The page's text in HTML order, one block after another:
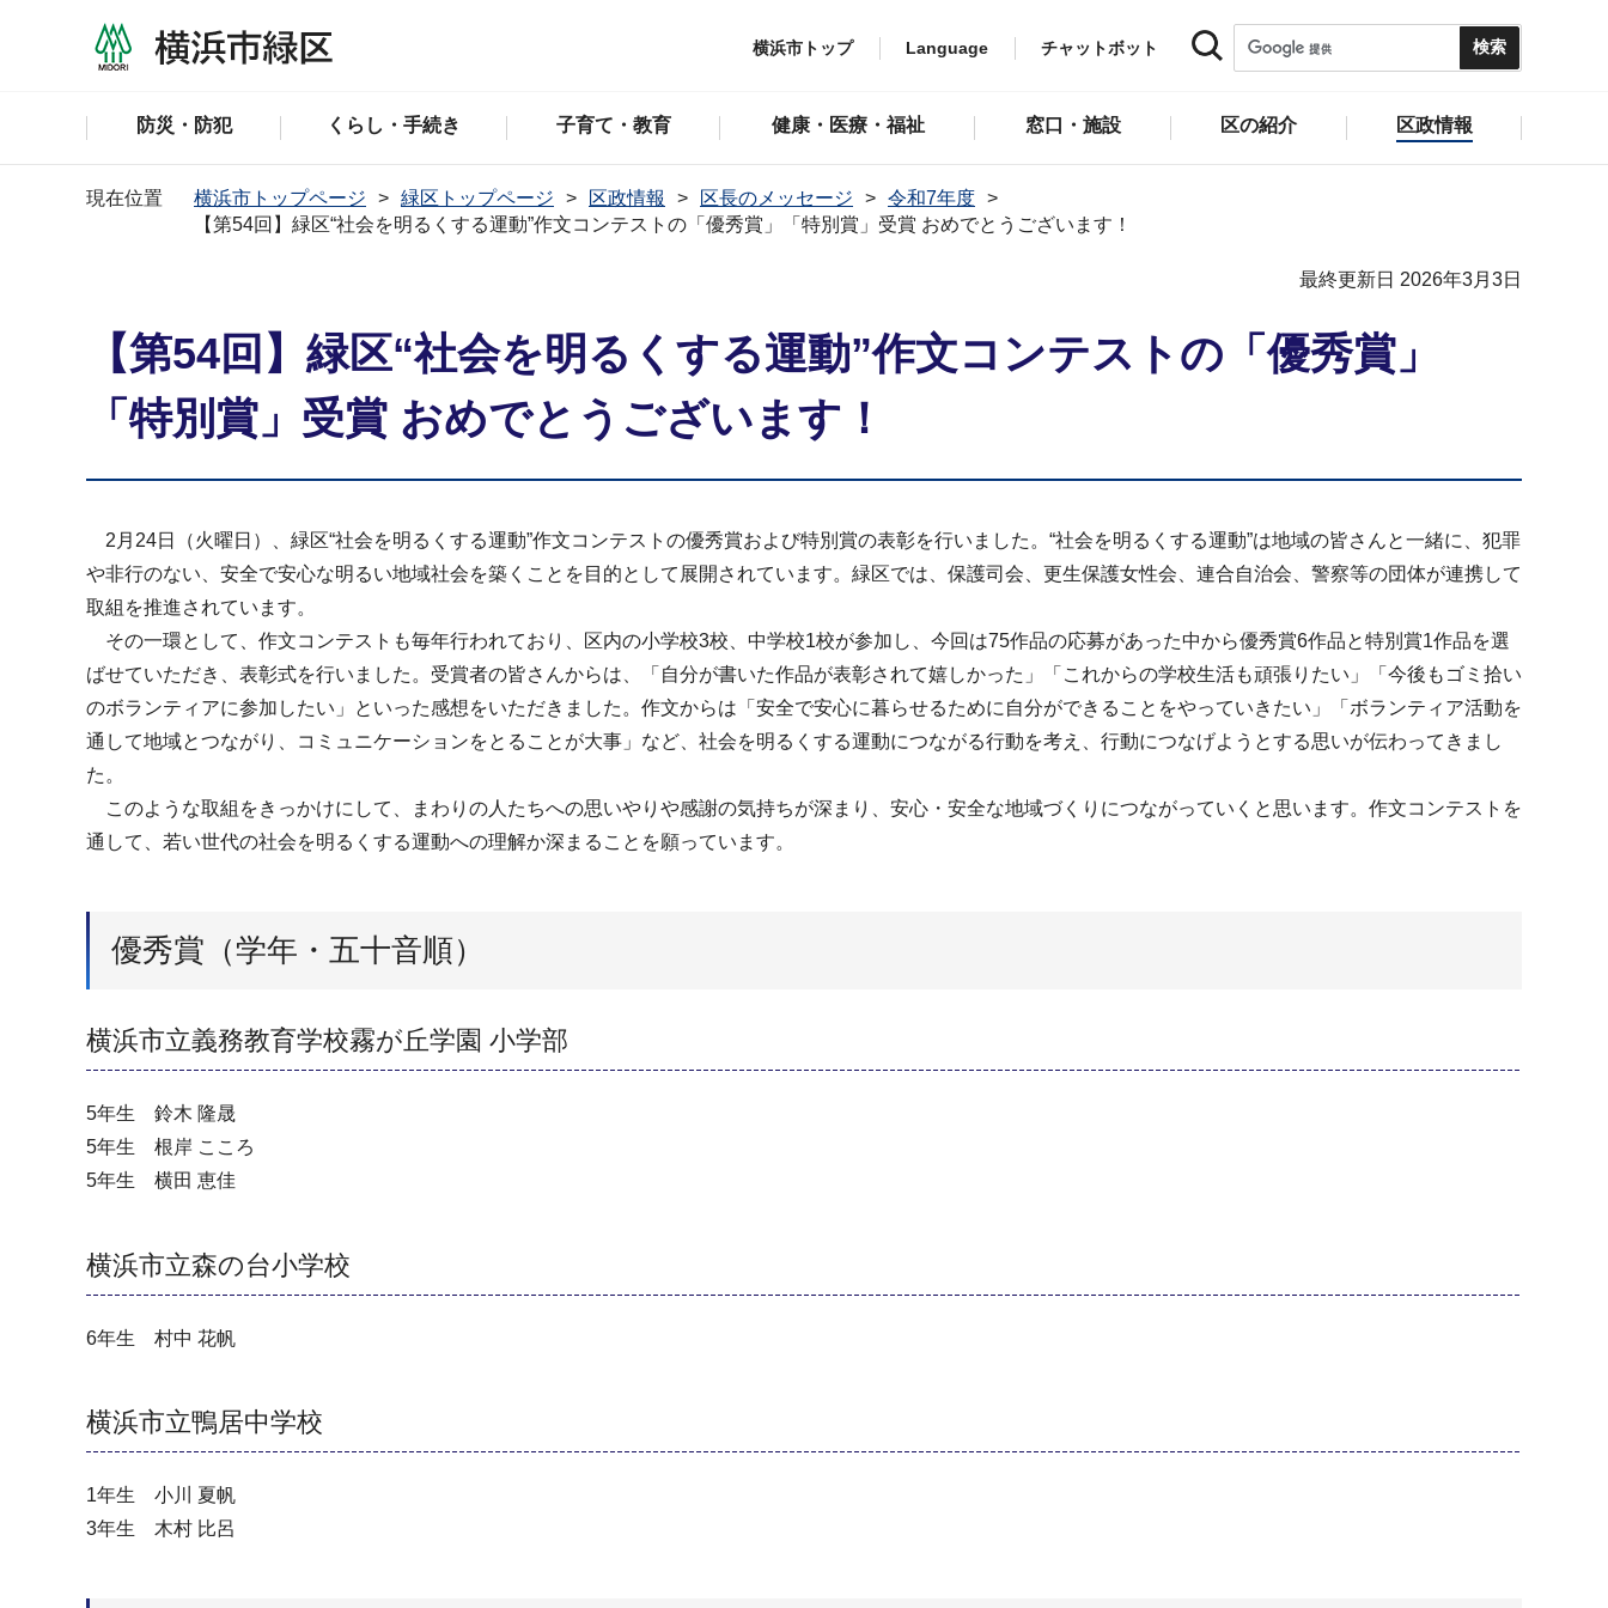
横浜市トップ Language チャットボット
防災・防犯 くらし・手続き 子育て・教育 健康・医療・福祉 窓口・施設 区の紹介 区政情報
現在位置 横浜市トップページ 緑区トップページ 区政情報 区長のメッセージ
令和7年度
【第54回】緑区“社会を明るくする運動”作文コンテストの「優秀賞」「特別賞」受賞 おめでとうございます！
最終更新日 2026年3月3日
【第54回】緑区“社会を明るくする運動”作文コンテストの「優秀賞」
「特別賞」受賞 おめでとうございます！
2月24日（火曜日）、緑区“社会を明るくする運動”作文コンテストの優秀賞および特別賞の表彰を行いました。“社会を明るくする運動”は地域の皆さんと一緒に、犯罪
や非行のない、安全で安心な明るい地域社会を築くことを目的として展開されています。緑区では、保護司会、更生保護女性会、連合自治会、警察等の団体が連携して
取組を推進されています。
その一環として、作文コンテストも毎年行われており、区内の小学校3校、中学校1校が参加し、今回は75作品の応募があった中から優秀賞6作品と特別賞1作品を選
ばせていただき、表彰式を行いました。受賞者の皆さんからは、「自分が書いた作品が表彰されて嬉しかった」「これからの学校生活も頑張りたい」「今後もゴミ拾い
のボランティアに参加したい」といった感想をいただきました。作文からは「安全で安心に暮らせるために自分ができることをやっていきたい」「ボランティア活動を
通して地域とつながり、コミュニケーションをとることが大事」など、社会を明るくする運動につながる行動を考え、行動につなげようとする思いが伝わってきまし
た。
このような取組をきっかけにして、まわりの人たちへの思いやりや感謝の気持ちが深まり、安心・安全な地域づくりにつながっていくと思います。作文コンテストを
通して、若い世代の社会を明るくする運動への理解か深まることを願っています。
優秀賞（学年・五十音順）
横浜市立義務教育学校霧が丘学園 小学部
5年生 鈴木 隆晟
5年生 根岸 こころ
5年生 横田 恵佳
横浜市立森の台小学校
6年生 村中 花帆
横浜市立鴨居中学校
1年生 小川 夏帆
3年生 木村 比呂